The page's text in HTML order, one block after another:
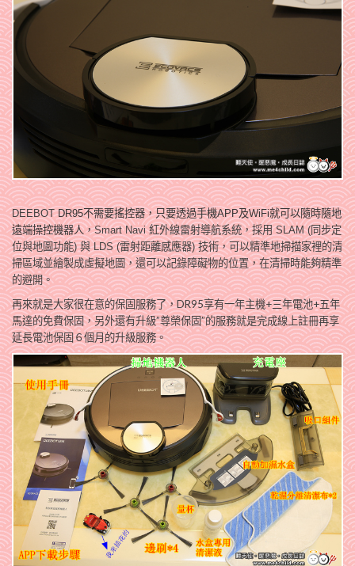
DEEBOTDR95不需要搖控器，只要透過手機APP及WiFi就可以隨時隨地
遠端操控機器人，Smart Navi 紅外線雷射導航系統，採用 SLAM (同步定
位與地圖功能) 與 LDS (雷射距離感應器) 技術，可以精準地掃描家裡的清
掃區域並繪製成虛擬地圖，還可以記錄障礙物的位置，在清掃時能夠精準
的避開。
再來就是大家很在意的保固服務了，DR95享有一年主機+三年電池+五年
馬達的免費保固，另外還有升級”尊榮保固”的服務就是完成線上註冊再享
延長電池保固６個月的升級服務。